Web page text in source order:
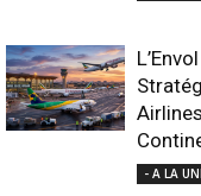
- A LA